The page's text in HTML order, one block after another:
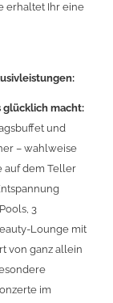
erhaltet Ihr eine
glücklich macht:
und
– wahlweise
auf dem Teller
3
Lounge mit
von ganz allein
im